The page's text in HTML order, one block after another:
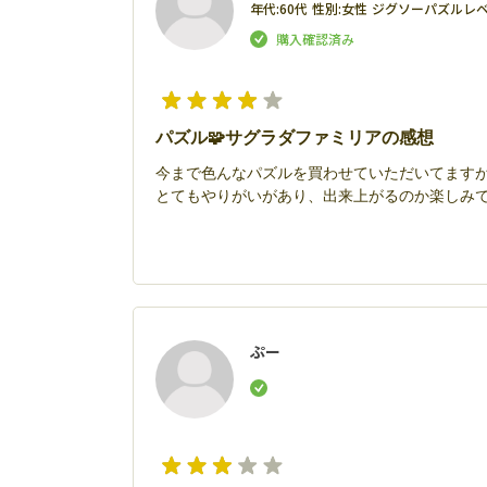
年代:60代 性別:女性 ジグソーパズルレ
パズル🧩サグラダファミリアの感想
今まで色んなパズルを買わせていただいてます
とてもやりがいがあり、出来上がるのか楽し
ぷー